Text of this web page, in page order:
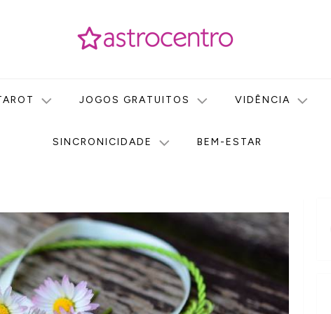
JOGOS GRATUITOS VIDÊNCIA
SINCRONICIDADE BEM-ESTAR